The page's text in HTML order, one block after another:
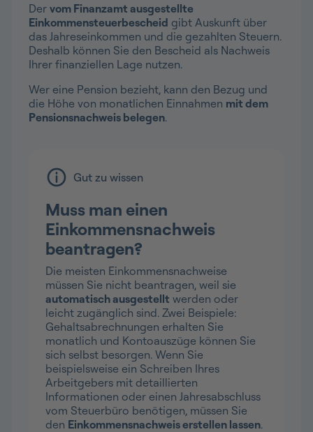
Der vom Finanzamt ausgestellte
Einkommensteuerbescheid gibt Auskunft über
das Jahreseinkommen und die gezahlten Steuern.
Deshalb können Sie den Bescheid als Nachweis
Ihrer finanziellen Lage nutzen.
Wer eine Pension bezieht, kann den Bezug und
die Höhe von monatlichen Einnahmen mit dem
Pensionsnachweis belegen.
Gut zu wissen
Muss man einen
Einkommensnachweis
beantragen?
Die meisten Einkommensnachweise
müssen Sie nicht beantragen, weil sie
automatisch ausgestellt werden oder
leicht zugänglich sind. Zwei Beispiele:
Gehaltsabrechnungen erhalten Sie
monatlich und Kontoauszüge können Sie
sich selbst besorgen. Wenn Sie
beispielsweise ein Schreiben Ihres
Arbeitgebers mit detaillierten
Informationen oder einen Jahresabschluss
vom Steuerbüro benötigen, müssen Sie
den Einkommensnachweis erstellen lassen.